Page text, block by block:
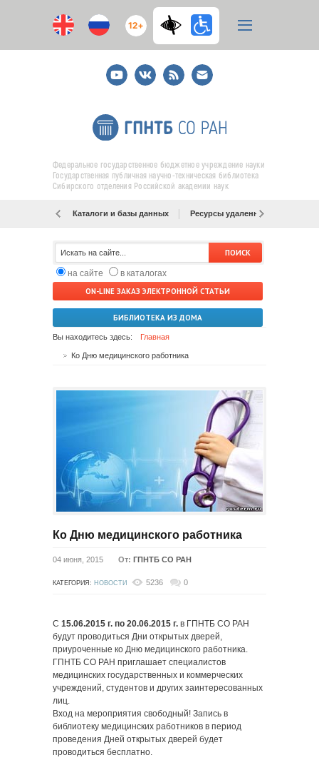
12+
YoutubeВКонтакте
RSS
E-
mail
подписка
Федеральное государственное бюджетное учреждение науки
Государственная публичная научно-техническая библиотека
Сибирского отделения Российской академии наук
Каталоги и базы данных Ресурсы удаленного доступа
на сайте
в каталогах
ON-LINE ЗАКАЗ ЭЛЕКТРОННОЙ СТАТЬИ
БИБЛИОТЕКА ИЗ ДОМА
Вы находитесь здесь: Главная
Ко Дню медицинского работника
Ко Дню медицинского работника
04 июня, 2015 От: ГПНТБ СО РАН
КАТЕГОРИЯ: НОВОСТИ 5236 0
С 15.06.2015 г. по 20.06.2015 г. в ГПНТБ СО РАН
будут проводиться Дни открытых дверей,
приуроченные ко Дню медицинского работника.
ГПНТБ СО РАН приглашает специалистов
медицинских государственных и коммерческих
учреждений, студентов и других заинтересованных
лиц.
Вход на мероприятия свободный! Запись в
библиотеку медицинских работников в период
проведения Дней открытых дверей будет
проводиться бесплатно.